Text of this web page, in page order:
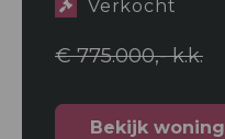
Verkocht
€ 775.000,- k.k.
Bekijk woning